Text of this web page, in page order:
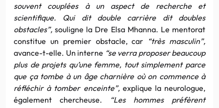
souvent couplées à un aspect de recherche et
scientifique. Qui dit double carrière dit doubles
obstacles”,souligne la Dre Elsa Mhanna. Le mentorat
constitue un premier obstacle, car “très masculin”,
avance-t-elle. Un interne “se verra proposer beaucoup
plus de projets qu’une femme, tout simplement parce
que ça tombe à un âge charnière où on commence à
réfléchir à tomber enceinte”, explique la neurologue,
également chercheuse.
“Les hommes préfèrent